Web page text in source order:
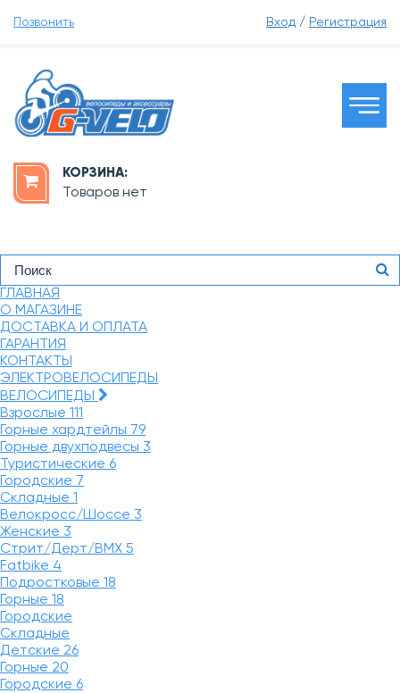
Позвонить Вход / Регистрация
КОРЗИНА:
Товаров нет
ГЛАВНАЯ
О МАГАЗИНЕ
ДОСТАВКА И ОПЛАТА
ГАРАНТИЯ
КОНТАКТЫ
ЭЛЕКТРОВЕЛОСИПЕДЫ
ВЕЛОСИПЕДЫ
Взрослые 111
Горные хардтейлы 79
Горные двухподвесы 3
Туристические 6
Городские 7
Складные 1
Велокросс/Шоссе 3
Женские 3
Стрит/Дерт/BMX 5
Fatbike 4
Подростковые 18
Горные 18
Городские
Складные
Детские 26
Горные 20
Городские 6